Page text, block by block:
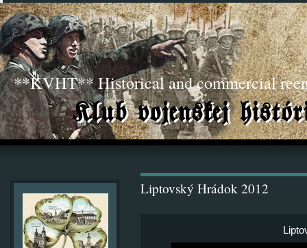
**KVHT** Historical and commercial
Liptovský Hrádok 2012